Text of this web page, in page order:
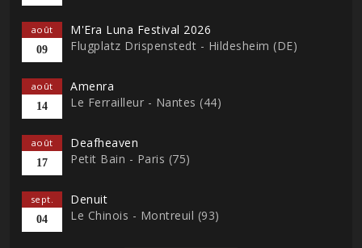
août
09
M'Era Luna Festival 2026
Flugplatz Drispenstedt - Hildesheim (DE)
août
14
Amenra
Le Ferrailleur - Nantes (44)
août
17
Deafheaven
Petit Bain - Paris (75)
sept.
04
Denuit
Le Chinois - Montreuil (93)